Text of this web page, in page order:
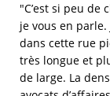
"C’est si peu de
je vous en parle.
dans cette rue
très longue et
de large. La